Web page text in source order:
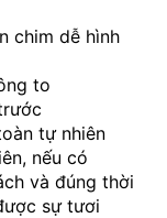
chim dễ hình
to
tự nhiên
nếu có
và đúng thời
sự tươi